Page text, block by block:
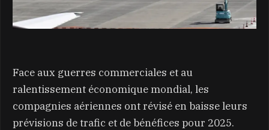
Face aux guerres commerciales et au
ralentissement économique mondial, les
compagnies aériennes ont révisé en baisse leurs
prévisions de trafic et de bénéfices pour 2025.